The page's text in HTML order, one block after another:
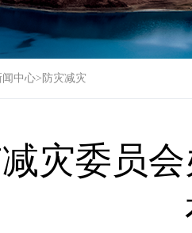
闻中心> 防灾减灾
灾委员